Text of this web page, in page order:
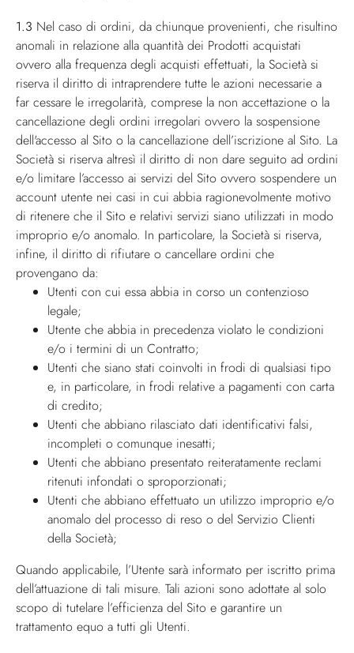
1.3 Nel caso di ordini, da chiunque provenienti, che risultino
anomali in relazione alla quantità dei Prodotti acquistati
ovvero alla frequenza degli acquisti effettuati, la Società si
riserva il diritto di intraprendere tutte le azioni necessarie a
far cessare le irregolarità, comprese la non accettazione o la
cancellazione degli ordini irregolari ovvero la sospensione
dell'accesso al Sito o la cancellazione dell’iscrizione al Sito. La
Società si riserva altresì il diritto di non dare seguito ad ordini
e/o limitare l’accesso ai servizi del Sito ovvero sospendere un
account utente nei casi in cui abbia ragionevolmente motivo
di ritenere che il Sito e relativi servizi siano utilizzati in modo
improprio e/o anomalo. In particolare, la Società si riserva,
infine, il diritto di rifiutare o cancellare ordini che
provengano da:
Utenti con cui essa abbia in corso un contenzioso
legale;
Utente che abbia in precedenza violato le condizioni
e/o i termini di un Contratto;
Utenti che siano stati coinvolti in frodi di qualsiasi tipo
e, in particolare, in frodi relative a pagamenti con carta
di credito;
Utenti che abbiano rilasciato dati identificativi falsi,
incompleti o comunque inesatti;
Utenti che abbiano presentato reiteratamente reclami
ritenuti infondati o sproporzionati;
Utenti che abbiano effettuato un utilizzo improprio e/o
anomalo del processo di reso o del Servizio Clienti
della Società;
Quando applicabile, l’Utente sarà informato per iscritto prima
dell’attuazione di tali misure. Tali azioni sono adottate al solo
scopo di tutelare l’efficienza del Sito e garantire un
trattamento equo a tutti gli Utenti.